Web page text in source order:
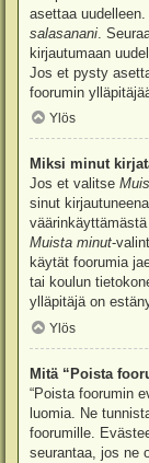
asettaa
salasanani .
kirjautumaan
Jos et pysty
foorumin
Ylös
Miksi minut
Jos et valitse
sinut
Muista minut-
käytät foorumia
tai koulun
ylläpitäjä on
Ylös
Mitä “Poista
“Poista foorumin
luomia. Ne
foorumille.
seurantaa, jos ne